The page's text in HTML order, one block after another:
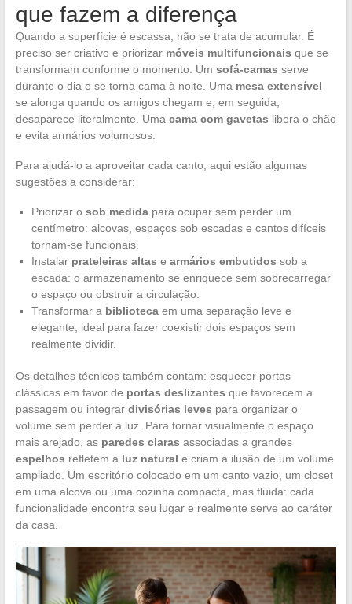
que fazem a diferença
Quando a superfície é escassa, não se trata de acumular. É
preciso ser criativo e priorizar móveis multifuncionais que se
transformam conforme o momento. Um sofá-camas serve
durante o dia e se torna cama à noite. Uma mesa extensível
se alonga quando os amigos chegam e, em seguida,
desaparece literalmente. Uma cama com gavetas libera o chão
e evita armários volumosos.
Para ajudá-lo a aproveitar cada canto, aqui estão algumas
sugestões a considerar:
Priorizar o sob medidapara ocupar sem perder um
centímetro: alcovas, espaços sob escadas e cantos difíceis
tornam-se funcionais.
Instalar prateleiras altas e armários embutidos sob a
escada: o armazenamento se enriquece sem sobrecarregar
o espaço ou obstruir a circulação.
Transformar a bibliotecaem uma separação leve e
elegante, ideal para fazer coexistir dois espaços sem
realmente dividir.
Os detalhes técnicos também contam: esquecer portas
clássicas em favor de portas deslizantes que favorecem a
passagem ou integrar divisórias leves para organizar o
volume sem perder a luz. Para tornar visualmente o espaço
mais arejado, as paredes claras associadas a grandes
espelhos refletem a luz natural e criam a ilusão de um volume
ampliado. Um escritório colocado em um canto vazio, um closet
em uma alcova ou uma cozinha compacta, mas fluida: cada
funcionalidade encontra seu lugar e realmente serve ao caráter
da casa.